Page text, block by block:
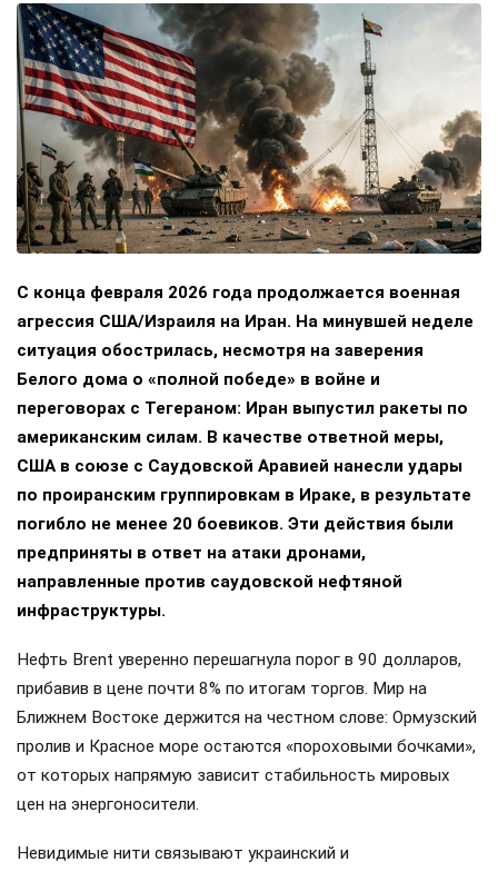
С конца февраля 2026 года продолжается военная
агрессия США/Израиля на Иран. На минувшей неделе
ситуация обострилась, несмотря на заверения
Белого дома о «полной победе» в войне и
переговорах с Тегераном: Иран выпустил ракеты по
американским силам. В качестве ответной меры,
США в союзе с Саудовской Аравией нанесли удары
по проиранским группировкам в Ираке, в результате
погибло не менее 20 боевиков. Эти действия были
предприняты в ответ на атаки дронами,
направленные против саудовской нефтяной
инфраструктуры.
Нефть Brent уверенно перешагнула порог в 90 долларов,
прибавив в цене почти 8% по итогам торгов. Мир на
Ближнем Востоке держится на честном слове: Ормузский
пролив и Красное море остаются «пороховыми бочками»,
от которых напрямую зависит стабильность мировых
цен на энергоносители.
Невидимые нити связывают украинский и